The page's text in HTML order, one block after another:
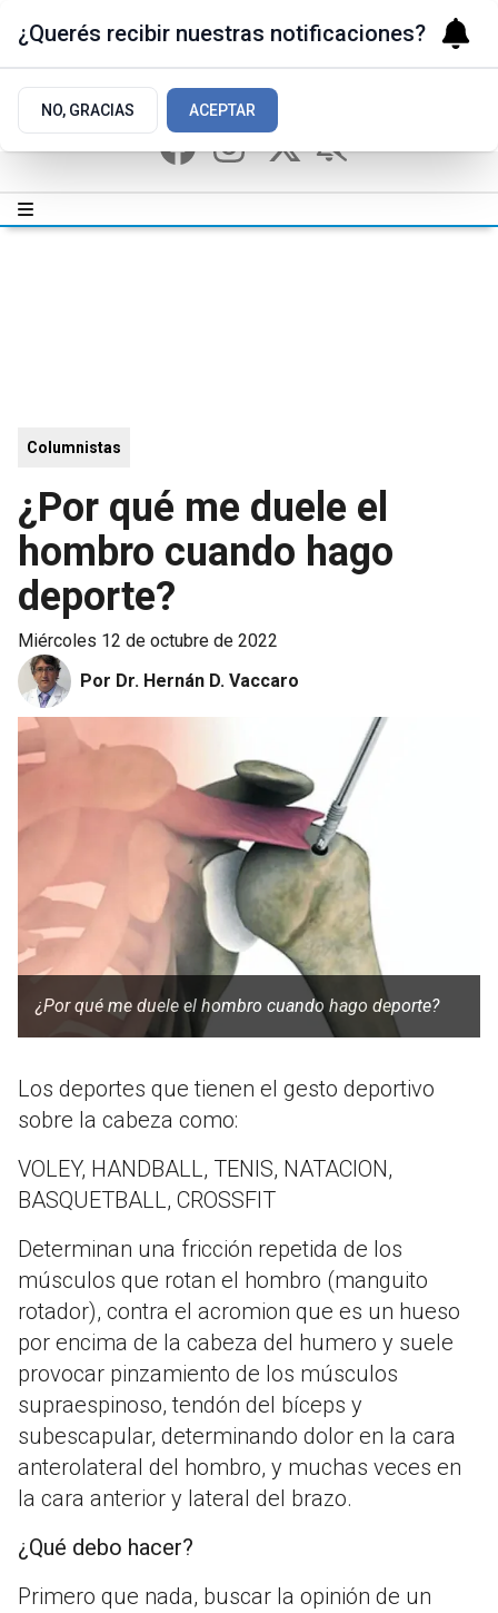
Columnistas
¿Por qué me duele el
hombro cuando hago
deporte?
miércoles 12 de octubre de 2022
Por Dr. Hernán D. Vaccaro
¿Por qué me duele el hombro cuando hago deporte?
Los deportes que tienen el gesto deportivo
sobre la cabeza como:
VOLEY, HANDBALL, TENIS, NATACION,
BASQUETBALL, CROSSFIT
Determinan una fricción repetida de los
músculos que rotan el hombro (manguito
rotador), contra el acromion que es un hueso
por encima de la cabeza del humero y suele
provocar pinzamiento de los músculos
supraespinoso, tendón del bíceps y
subescapular, determinando dolor en la cara
anterolateral del hombro, y muchas veces en
la cara anterior y lateral del brazo.
¿Qué debo hacer?
Primero que nada, buscar la opinión de un
¿Querés recibir nuestras notificaciones?
NO, GRACIAS ACEPTAR